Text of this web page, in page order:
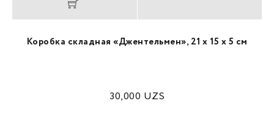
Коробка складная «Джентельмен», 21 х 15 х 5 см
30,000 UZS